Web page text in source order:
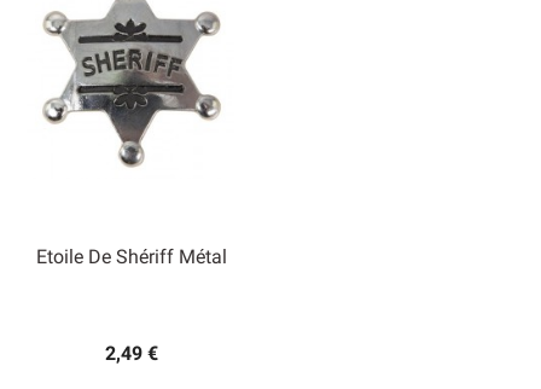
Etoile De Shériff Métal
2,49 €